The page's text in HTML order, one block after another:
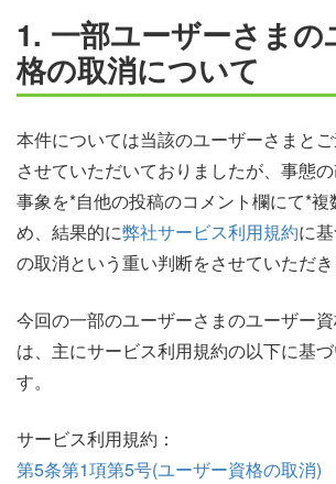
1. 一部ユーザーさまの
格の取消について
本件については当該のユーザーさまと
させていただいておりましたが、事態
事象を*自他の投稿のコメント欄にて*複
め、結果的に弊社サービス利用規約に
の取消という重い判断をさせていただき
今回の一部のユーザーさまのユーザー
は、主にサービス利用規約の以下に基
す。
サービス利用規約：
第5条第1項第5号(ユーザー資格の取消)